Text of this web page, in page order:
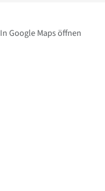
In Google Maps öffnen